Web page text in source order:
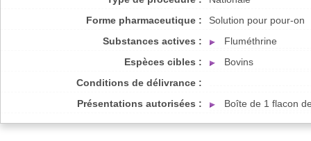
Forme pharmaceutique :
Solution pour pour-on
Substances actives :
Fluméthrine
Espèces cibles :
Bovins
Conditions de délivrance :
Présentations autorisées :
Boîte de 1 flacon